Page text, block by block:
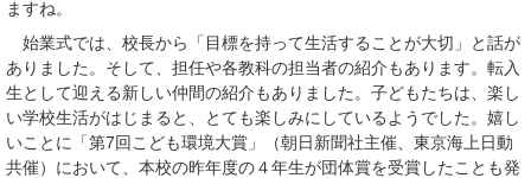
ますね。
始業式では、校長から「目標を持って生活することが大切」と話が
ありました。そして、担任や各教科の担当者の紹介もあります。転入
生として迎える新しい仲間の紹介もありました。子どもたちは、楽し
い学校生活がはじまると、とても楽しみにしているようでした。嬉し
いことに「第7回こども環境大賞」（朝日新聞社主催、東京海上日動
共催）において、本校の昨年度の４年生が団体賞を受賞したことも発